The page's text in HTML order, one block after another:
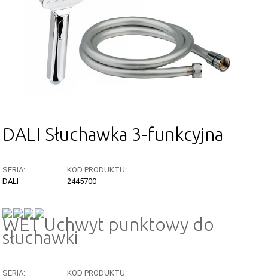
DALI Słuchawka 3-funkcyjna
SERIA:
DALI
KOD PRODUKTU:
2445700
WET Uchwyt punktowy do
słuchawki
SERIA:
KOD PRODUKTU: